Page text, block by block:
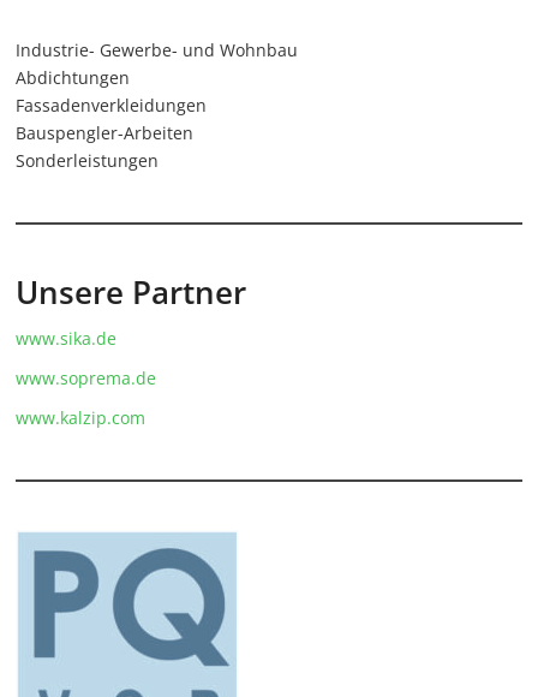
Industrie- Gewerbe- und Wohnbau
Abdichtungen
Fassadenverkleidungen
Bauspengler-Arbeiten
Sonderleistungen
Unsere Partner
www.sika.de
www.soprema.de
www.kalzip.com